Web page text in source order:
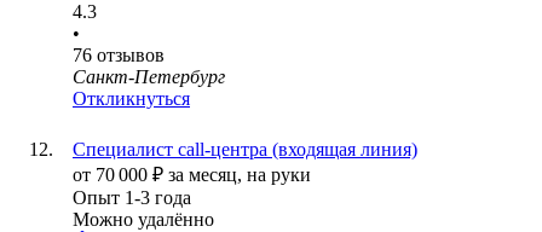
4.3
•
76 отзывов
Санкт-Петербург
Откликнуться
Специалист call-центра (входящая линия)
от 70 000 ₽ за месяц, на руки
Опыт 1-3 года
Можно удалённо